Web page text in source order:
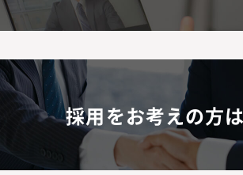
採用をお考えの方